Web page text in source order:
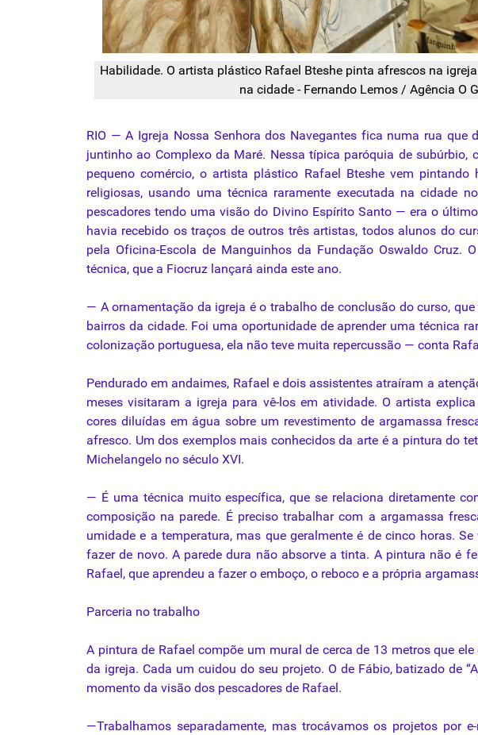
Habilidade. O artista plástico Rafael Bteshe pinta afrescos na
na cidade - Fernando Lemos / Agência O
RIO — A Igreja Nossa Senhora dos Navegantes fica numa rua que
juntinho ao Complexo da Maré. Nessa típica paróquia de subúrbio,
pequeno comércio, o artista plástico Rafael Bteshe vem
religiosas, usando umatécnica raramente executada na cidade
pescadores tendo uma visão do Divino Espírito Santo — era o
havia recebido os traços de outros três artistas, todos alunos do
pela Oficina-Escola de Manguinhos da Fundação Oswaldo Cruz.
técnica, que a Fiocruz lançará ainda este ano.
— A ornamentação da igreja é o trabalho de conclusão do curso,
bairros da cidade. Foi uma oportunidade de aprender uma técnica
colonização portuguesa, ela não teve muita repercussão — conta
Pendurado em andaimes, Rafael e dois assistentes atraíram a
meses visitaram a igreja para vê-los em atividade. O artista
cores diluídas em água sobre um revestimento de argamassa
afresco. Um dos exemplos mais conhecidos da arte é a pintura do
Michelangelo no século XVI.
— É uma técnica muito específica, que se relaciona diretamente
composição na parede. É preciso trabalhar com a argamassa
umidade e a temperatura, mas que geralmente é de cinco horas.
fazer de novo. A parede dura não absorve a tinta. A pintura não é
Rafael, que aprendeu a fazer o emboço, o reboco e a própria
Parceria no trabalho
A pintura de Rafael compõe um mural de cerca de 13 metros que
da igreja. Cada um cuidou do seu projeto. O de Fábio, batizado de
momento da visão dos pescadores de Rafael.
—Trabalhamos separadamente, mas trocávamos os projetos por